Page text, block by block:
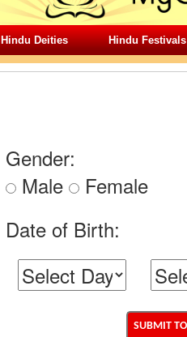
Hindu Deities Hindu Festivals
Gender:
Male
Female
Date of Birth: